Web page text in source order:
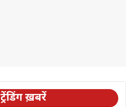
ट्रेंडिंग ख़बरें